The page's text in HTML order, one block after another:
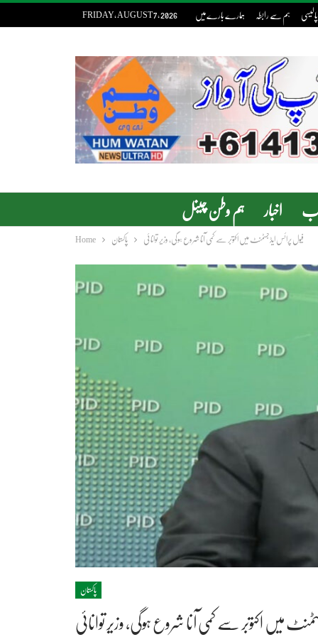
FRIDAY, AUGUST 7, 2026 ہمارے بارے میں ہم سے رابطہ
ہم وطن چینل اخبار
Home پاکستان فیول پرائس ایڈجسٹمنٹ میں اکتوبر سے کمی آنا شروع ہوگی، وزیر توانائی
پاکستان
میں اکتوبر سے کمی آنا شروع ہوگی، وزیر توانائی